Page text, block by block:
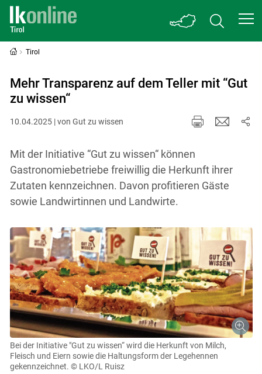
Tirol
Mehr Transparenz auf dem Teller mit “Gut
zu wissen“
10.04.2025 | von Gut zu wissen
Mit der Initiative “Gut zu wissen“ können
Gastronomiebetriebe freiwillig die Herkunft ihrer
Zutaten kennzeichnen. Davon profitieren Gäste
sowie Landwirtinnen und Landwirte.
Bei der Initiative "Gut zu wissen“ wird die Herkunft von Milch,
Fleisch und Eiern sowie die Haltungsform der Legehennen
gekennzeichnet. © LKO/L Ruisz